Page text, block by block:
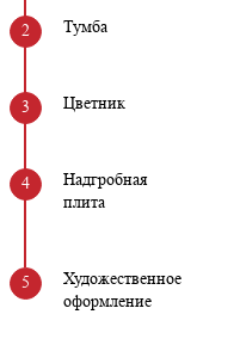
Тумба
Цветник
Надгробная
плита
Художественное
оформление